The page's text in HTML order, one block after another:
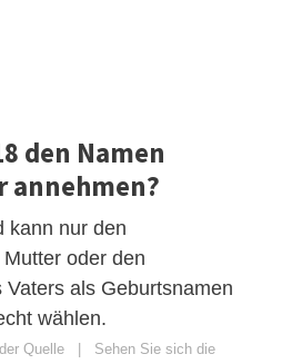
den Namen
annehmen?
kann nur den
oder den
als Geburtsnamen
wählen.
Quelle | Sehen Sie sich die